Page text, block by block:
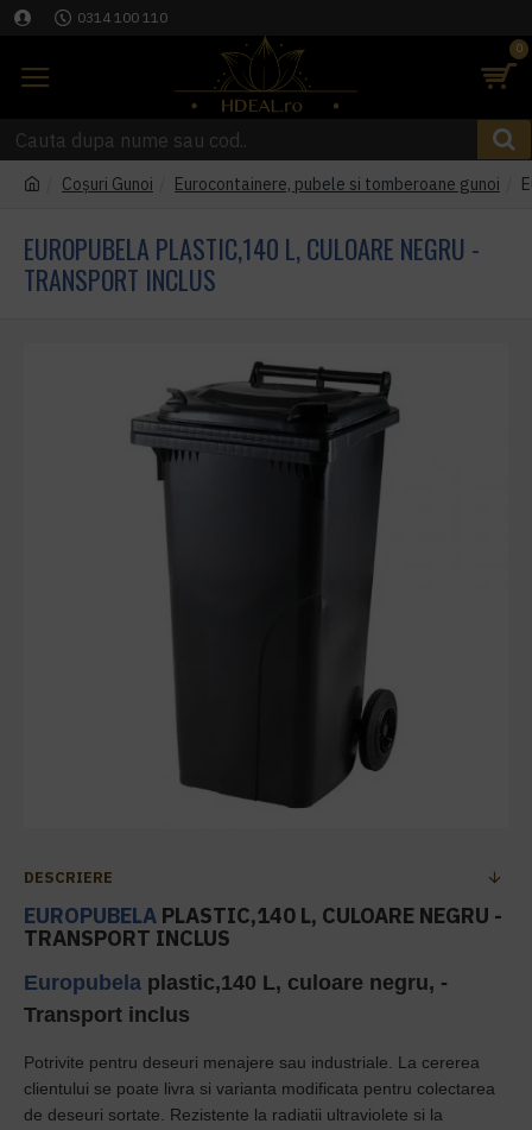
0314 100 110
0
Coşuri Gunoi Eurocontainere, pubele si tomberoane gunoi
EUROPUBELA PLASTIC,140 L, CULOARE NEGRU -
TRANSPORT INCLUS
DESCRIERE
EUROPUBELA PLASTIC,140 L, CULOARE NEGRU -
TRANSPORT INCLUS
Europubela plastic,140 L, culoare negru, -
Transport inclus
Potrivite pentru deseuri menajere sau industriale. La cererea
clientului se poate livra si varianta modificata pentru colectarea
de deseuri sortate. Rezistente la radiatii ultraviolete si la